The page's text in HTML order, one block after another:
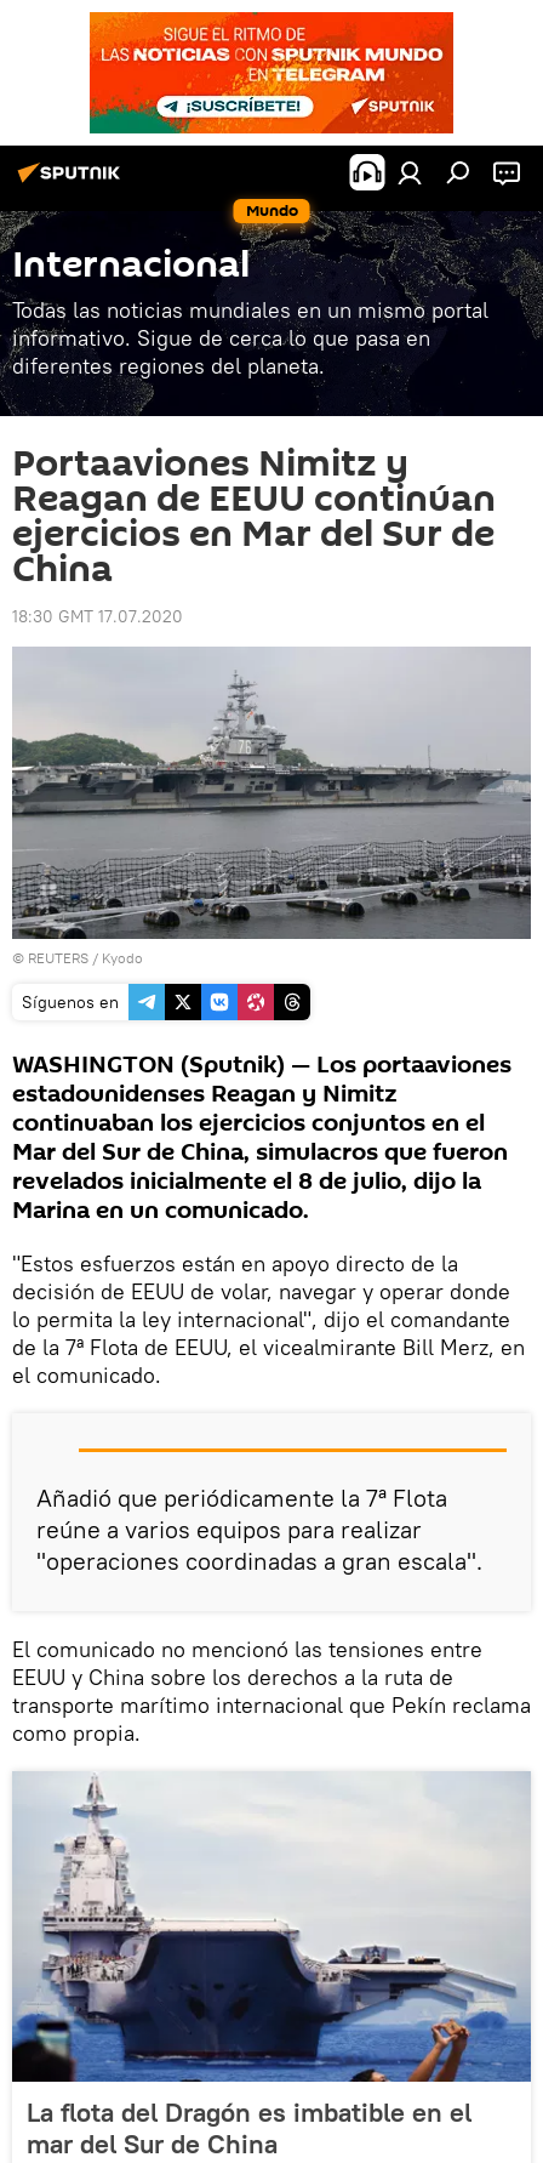
Mundo
Internacional
Todas las noticias mundiales en un mismo portal
informativo. Sigue de cerca lo que pasa en
diferentes regiones del planeta.
Portaaviones Nimitz y
Reagan de EEUU continúan
ejercicios en Mar del Sur de
China
18:30 GMT 17.07.2020
© REUTERS / Kyodo
Síguenos en
WASHINGTON (Sputnik) — Los portaaviones
estadounidenses Reagan y Nimitz
continuaban los ejercicios conjuntos en el
Mar del Sur de China, simulacros que fueron
revelados inicialmente el 8 de julio, dijo la
Marina en un comunicado.
"Estos esfuerzos están en apoyo directo de la
decisión de EEUU de volar, navegar y operar donde
lo permita la ley internacional", dijo el comandante
de la 7ª Flota de EEUU, el vicealmirante Bill Merz, en
el comunicado.
Añadió que periódicamente la 7ª Flota
reúne a varios equipos para realizar
"operaciones coordinadas a gran escala".
El comunicado no mencionó las tensiones entre
EEUU y China sobre los derechos a la ruta de
transporte marítimo internacional que Pekín reclama
como propia.
La flota del Dragón es imbatible en el
mar del Sur de China